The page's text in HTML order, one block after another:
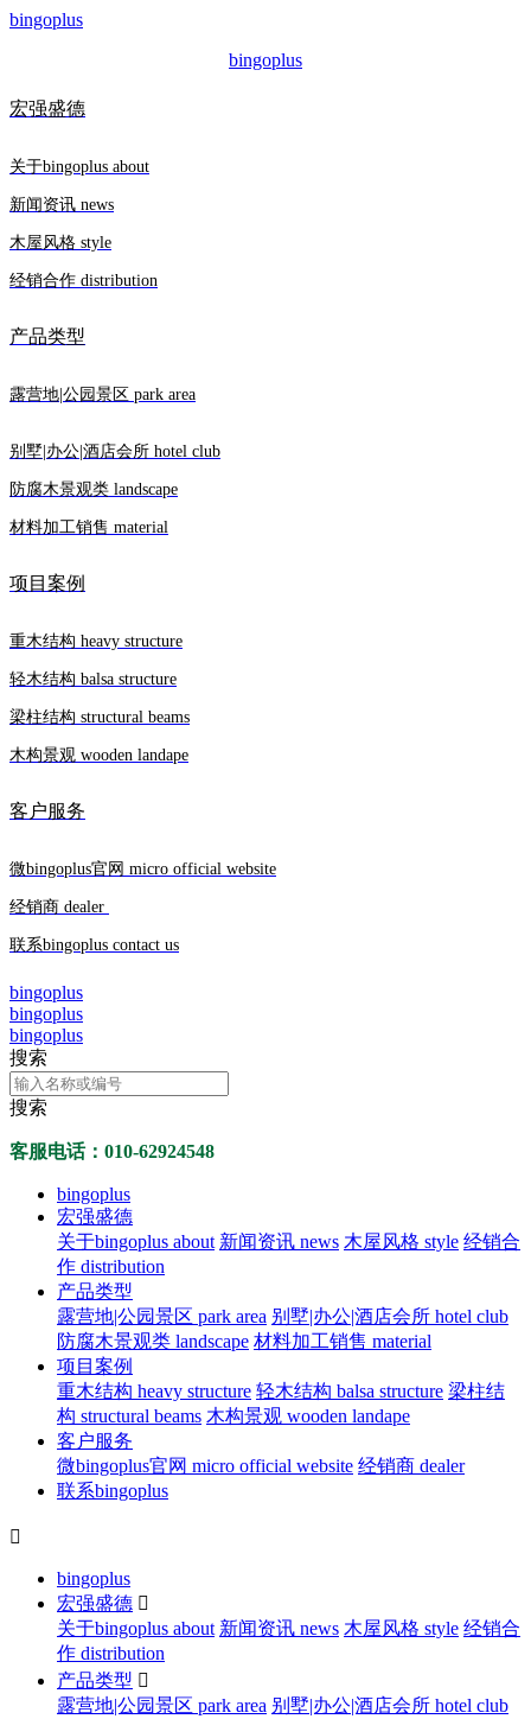
bingoplus
bingoplus
宏强盛德
关于bingoplus about
新闻资讯 news
木屋风格 style
经销合作 distribution
产品类型
露营地|公园景区 park area
别墅|办公|酒店会所 hotel club
防腐木景观类 landscape
材料加工销售 material
项目案例
重木结构 heavy structure
轻木结构 balsa structure
梁柱结构 structural beams
木构景观 wooden landape
客户服务
微bingoplus官网 micro official website
经销商 dealer
联系bingoplus contact us
bingoplus
bingoplus
bingoplus
搜索
搜索
客服电话：010-62924548
bingoplus
宏强盛德
关于bingoplus about 新闻资讯 news 木屋风格 style 经销合
作 distribution
产品类型
露营地|公园景区 park area 别墅|办公|酒店会所 hotel club
防腐木景观类 landscape 材料加工销售 material
项目案例
重木结构 heavy structure 轻木结构 balsa structure 梁柱结
构 structural beams 木构景观 wooden landape
客户服务
微bingoplus官网 micro official website 经销商 dealer
联系bingoplus

bingoplus
宏强盛德 
关于bingoplus about 新闻资讯 news 木屋风格 style 经销合
作 distribution
产品类型 
露营地|公园景区 park area 别墅|办公|酒店会所 hotel club